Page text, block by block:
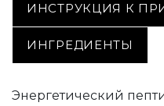
ИНСТРУКЦИЯ К
ИНГРЕДИЕНТЫ
Энергетический